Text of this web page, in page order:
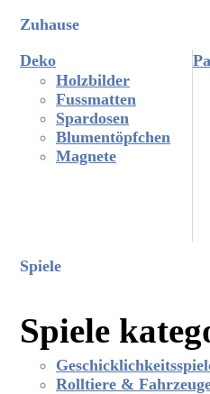
Zuhause
Deko
Holzbilder
Fussmatten
Spardosen
Blumentöpfchen
Magnete
Spiele
Spiele
Rolltiere &